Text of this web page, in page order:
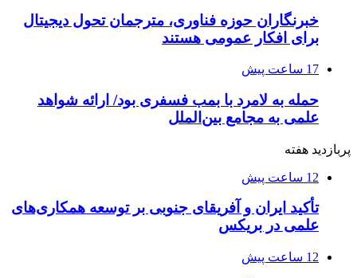
خبرنگاران حوزه فناوری، مترجمان تحول دیجیتال
برای افکار عمومی هستند
17 ساعت پیش
حمله به لامرد با بمب فسفری بود/ ارائه شواهد
علمی به مجامع بین‌الملل
پربازدید هفته
12 ساعت پیش
تأکید ایران و آفریقای جنوبی بر توسعه همکاری‌های
علمی در بریکس
12 ساعت پیش